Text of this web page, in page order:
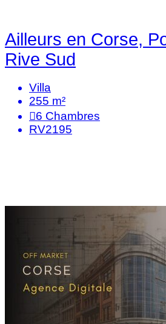
Ailleurs en Corse,
Rive Sud
Villa
255 m²
6 Chambres
RV2195